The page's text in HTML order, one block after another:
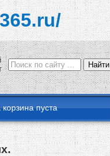
Найти
пуста